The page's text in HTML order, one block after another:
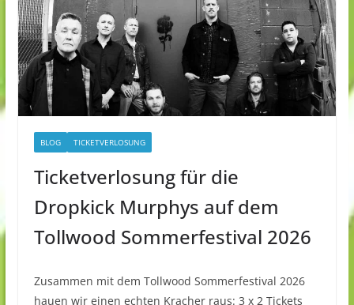
BLOG TICKETVERLOSUNG
Ticketverlosung für die
Dropkick Murphys auf dem
Tollwood Sommerfestival 2026
Zusammen mit dem Tollwood Sommerfestival 2026
hauen wir einen echten Kracher raus: 3 x 2 Tickets